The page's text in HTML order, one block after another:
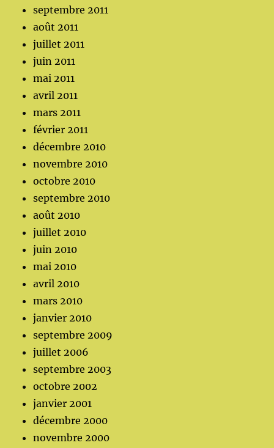
septembre 2011
août 2011
juillet 2011
juin 2011
mai 2011
avril 2011
mars 2011
février 2011
décembre 2010
novembre 2010
octobre 2010
septembre 2010
août 2010
juillet 2010
juin 2010
mai 2010
avril 2010
mars 2010
janvier 2010
septembre 2009
juillet 2006
septembre 2003
octobre 2002
janvier 2001
décembre 2000
novembre 2000